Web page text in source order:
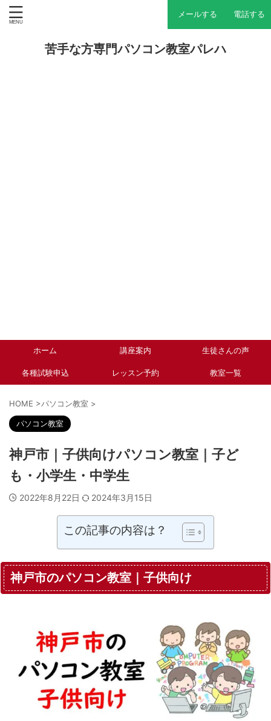
メールする 電話する
苦手な方専門パソコン教室パレハ
ホーム 講座案内 生徒さんの声
各種試験申込 レッスン予約 教室一覧
HOME >パソコン教室 >
パソコン教室
神戸市｜子供向けパソコン教室｜子ど
も・小学生・中学生
2022年8月22日 2024年3月15日
この記事の内容は？
神戸市のパソコン教室｜子供向け